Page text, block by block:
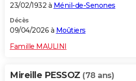
23/02/1932 à Ménil-de-Senones
Décès
09/04/2026 à Moûtiers
Famille MAULINI
Mireille PESSOZ (78 ans)